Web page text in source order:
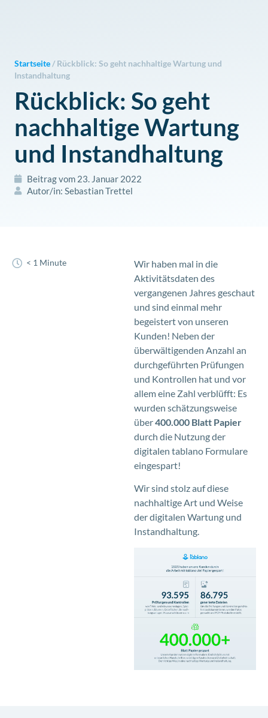
Startseite /Rückblick: So geht nachhaltige Wartung und
Instandhaltung
Rückblick: So geht
nachhaltige Wartung
und Instandhaltung
Beitrag vom 23. Januar 2022
Autor/in: Sebastian Trettel
< 1 Minute
Wir haben mal in die
Aktivitätsdaten des
vergangenen Jahres geschaut
und sind einmal mehr
begeistert von unseren
Kunden! Neben der
überwältigenden Anzahl an
durchgeführten Prüfungen
und Kontrollen hat und vor
allem eine Zahl verblüfft: Es
wurden schätzungsweise
über400.000 Blatt Papier
durch die Nutzung der
digitalen tablano Formulare
eingespart!
Wir sind stolz auf diese
nachhaltige Art und Weise
der digitalen Wartung und
Instandhaltung.